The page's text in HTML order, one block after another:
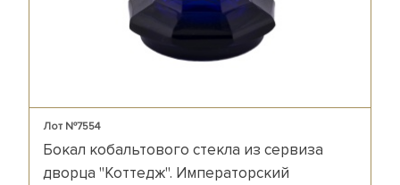
Лот №7554
Бокал кобальтового стекла из сервиза
дворца "Коттедж". Императорский